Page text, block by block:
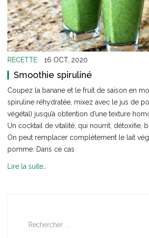
RECETTE 16 OCT, 2020
Smoothie spiruliné
Coupez la banane et le fruit de saison en
spiruline réhydratée, mixez avec le jus de
végétal) jusqu’à obtention d’une texture
Un cocktail de vitalité, qui nourrit, détoxifie,
On peut remplacer complètement le lait
pomme. Dans ce cas
Lire la suite…